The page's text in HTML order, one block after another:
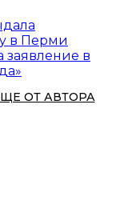
в Перми
заявление в
ОТ АВТОРА